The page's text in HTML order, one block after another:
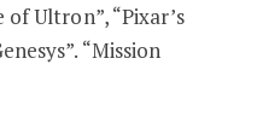
of Ultron”, “Pixar’s
“Mission